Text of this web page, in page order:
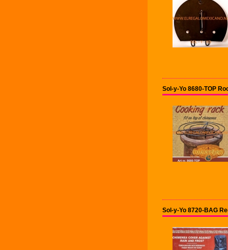
Sol-y-Yo 8680-TOP
Sol-y-Yo 8720-BAG